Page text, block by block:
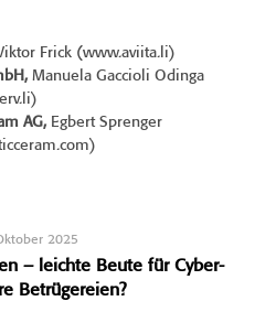
Frick (www.aviita.li)
Manuela Gaccioli Odinga
AG, Egbert Sprenger
2025
– leichte Beute für Cyber-
Betrügereien?